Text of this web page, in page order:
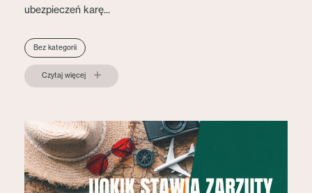
ubezpieczeń karę...
Bez kategorii
Czytaj więcej